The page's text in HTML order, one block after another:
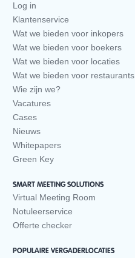
Log in
Klantenservice
Wat we bieden voor inkopers
Wat we bieden voor boekers
Wat we bieden voor locaties
Wat we bieden voor restaurants
Wie zijn we?
Vacatures
Cases
Nieuws
Whitepapers
Green Key
SMART MEETING SOLUTIONS
Virtual Meeting Room
Notuleerservice
Offerte checker
POPULAIRE VERGADERLOCATIES